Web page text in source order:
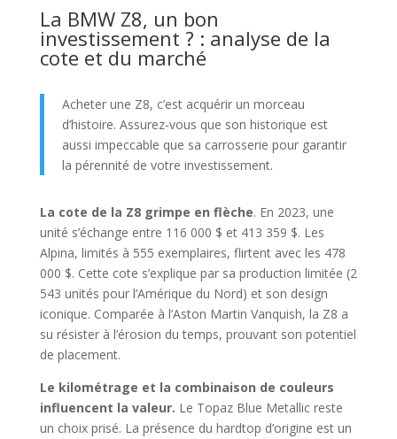
La BMW Z8, un bon
investissement ? : analyse de la
cote et du marché
Acheter une Z8, c’est acquérir un morceau
d’histoire. Assurez-vous que son historique est
aussi impeccable que sa carrosserie pour garantir
la pérennité de votre investissement.
La cote de la Z8 grimpe en flèche. En 2023, une
unité s’échange entre 116 000 $ et 413 359 $. Les
Alpina, limités à 555 exemplaires, flirtent avec les 478
000 $. Cette cote s’explique par sa production limitée (2
543 unités pour l’Amérique du Nord) et son design
iconique. Comparée à l’Aston Martin Vanquish, la Z8 a
su résister à l’érosion du temps, prouvant son potentiel
de placement.
Le kilométrage et la combinaison de couleurs
influencent la valeur. Le Topaz Blue Metallic reste
un choix prisé. La présence du hardtop d’origine est un